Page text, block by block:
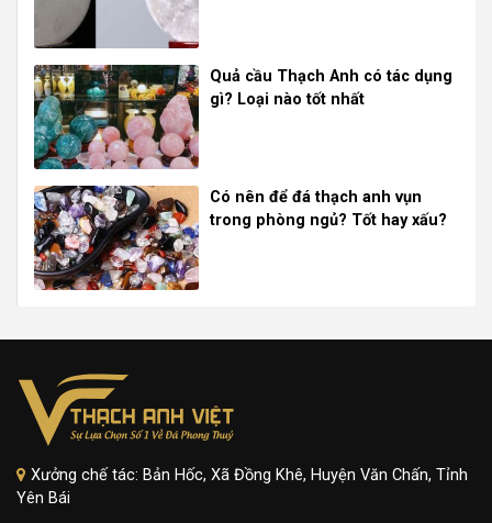
Quả cầu Thạch Anh có tác dụng
gì? Loại nào tốt nhất
Có nên để đá thạch anh vụn
trong phòng ngủ? Tốt hay xấu?
Xưởng chế tác: Bản Hốc, Xã Đồng Khê, Huyện Văn Chấn, Tỉnh
Yên Bái